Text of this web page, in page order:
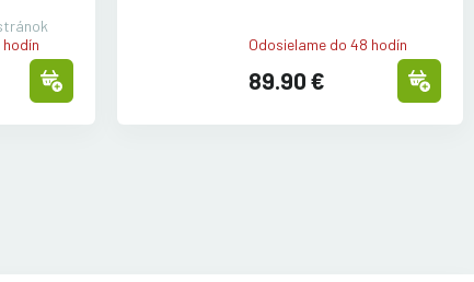
Odosielame do 48 hodín
89.90 €